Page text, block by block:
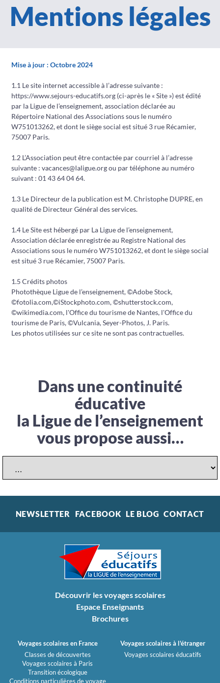
Mentions légales
Mise à jour : Octobre 2024
1.1 Le site internet accessible à l’adresse suivante :
https://www.sejours-educatifs.org (ci-après le « Site ») est édité
par la Ligue de l’enseignement, association déclarée au
Répertoire National des Associations sous le numéro
W751013262, et dont le siège social est situé 3 rue Récamier,
75007 Paris.
1.2 L’Association peut être contactée par courriel à l’adresse
suivante : vacances@laligue.org ou par téléphone au numéro
suivant : 01 43 64 04 64.
1.3 Le Directeur de la publication est M. Christophe DUPRE, en
qualité de Directeur Général des services.
1.4 Le Site est hébergé par La Ligue de l’enseignement,
Association déclarée enregistrée au Registre National des
Associations sous le numéro W751013262, et dont le siège social
est situé 3 rue Récamier, 75007 Paris.
1.5 Crédits photos
Photothèque Ligue de l’enseignement, ©Adobe Stock,
©fotolia.com,©iStockphoto.com, ©shutterstock.com,
©wikimedia.com, l'Office du tourisme de Nantes, l'Office du
tourisme de Paris, ©Vulcania, Seyer-Photos, J. Paris.
Les photos utilisées sur ce site ne sont pas contractuelles.
Dans une continuité
éducative
la Ligue de l’enseignement
vous propose aussi…
NEWSLETTER FACEBOOK LE BLOG CONTACT
Découvrir les voyages scolaires
Espace Enseignants
Brochures
Voyages scolaires en France
Classes de découvertes
Voyages scolaires à Paris
Transition écologique
Conditions particulières de voyage
Voyages scolaires à l'étranger
Voyages scolaires éducatifs